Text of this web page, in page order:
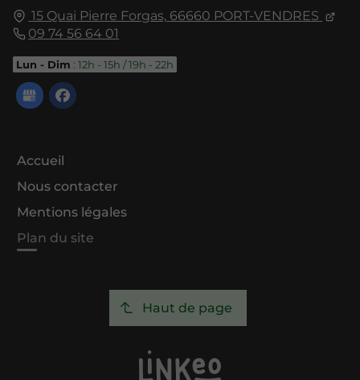
15 Quai Pierre Forgas, 66660 PORT-VENDRES
09 74 56 64 01
Lun - Dim : 12h - 15h / 19h - 22h
Accueil
Nous contacter
Mentions légales
Plan du site
Haut de page